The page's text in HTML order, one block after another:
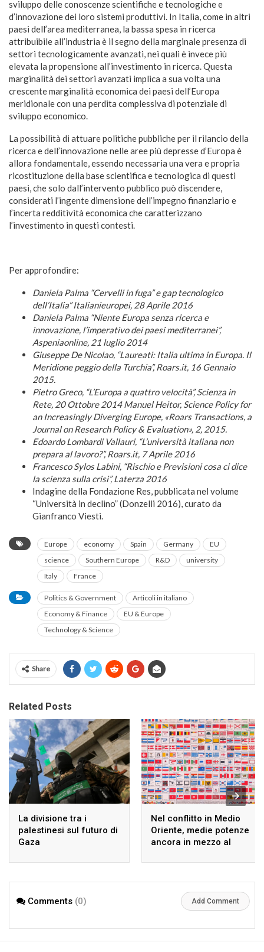
sviluppo delle conoscenze scientifiche e tecnologiche e
d’innovazione dei loro sistemi produttivi. In Italia, come in altri
paesi dell’area mediterranea, la bassa spesa in ricerca
attribuibile all’industria è il segno della marginale presenza di
settori tecnologicamente avanzati, nei quali è invece più
elevata la propensione all’investimento in ricerca. Questa
marginalità dei settori avanzati implica a sua volta una
crescente marginalità economica dei paesi dell’Europa
meridionale con una perdita complessiva di potenziale di
sviluppo economico.
La possibilità di attuare politiche pubbliche per il rilancio della
ricerca e dell’innovazione nelle aree più depresse d’Europa è
allora fondamentale, essendo necessaria una vera e propria
ricostituzione della base scientifica e tecnologica di questi
paesi, che solo dall’intervento pubblico può discendere,
considerati l’ingente dimensione dell’impegno finanziario e
l’incerta redditività economica che caratterizzano
l’investimento in questi contesti.
Per approfondire:
Daniela Palma “Cervelli in fuga” e gap tecnologico
dell’Italia” Italianieuropei, 28 Aprile 2016
Daniela Palma “Niente Europa senza ricerca e
innovazione, l’imperativo dei paesi mediterranei”,
Aspeniaonline, 21 luglio 2014
Giuseppe De Nicolao, “Laureati: Italia ultima in Europa. Il
Meridione peggio della Turchia”, Roars.it, 16 Gennaio
2015.
Pietro Greco, “L’Europa a quattro velocità”, Scienza in
Rete, 20 Ottobre 2014 Manuel Heitor, Science Policy for
an Increasingly Diverging Europe, «Roars Transactions, a
Journal on Research Policy & Evaluation», 2, 2015.
Edoardo Lombardi Vallauri, “L’università italiana non
prepara al lavoro?”, Roars.it, 7 Aprile 2016
Francesco Sylos Labini, “Rischio e Previsioni cosa ci dice
la scienza sulla crisi”, Laterza 2016
Indagine della Fondazione Res, pubblicata nel volume
“Università in declino” (Donzelli 2016), curato da
Gianfranco Viesti.
Europe economy Spain Germany
EU
science
Southern Europe R&D
university
Italy
France
Politics & Government
Articoli in italiano
Economy & Finance
EU & Europe
Technology & Science
Share
Related Posts
La divisione tra i
palestinesi sul futuro di
Gaza
Nel conflitto in Medio
Oriente, medie potenze
ancora in mezzo al
Comments (0) Add Comment